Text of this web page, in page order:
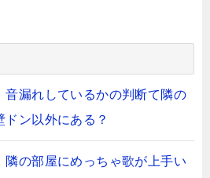
音漏れしているかの判断て隣の
ドン以外にある？
隣の部屋にめっちゃ歌が上手い